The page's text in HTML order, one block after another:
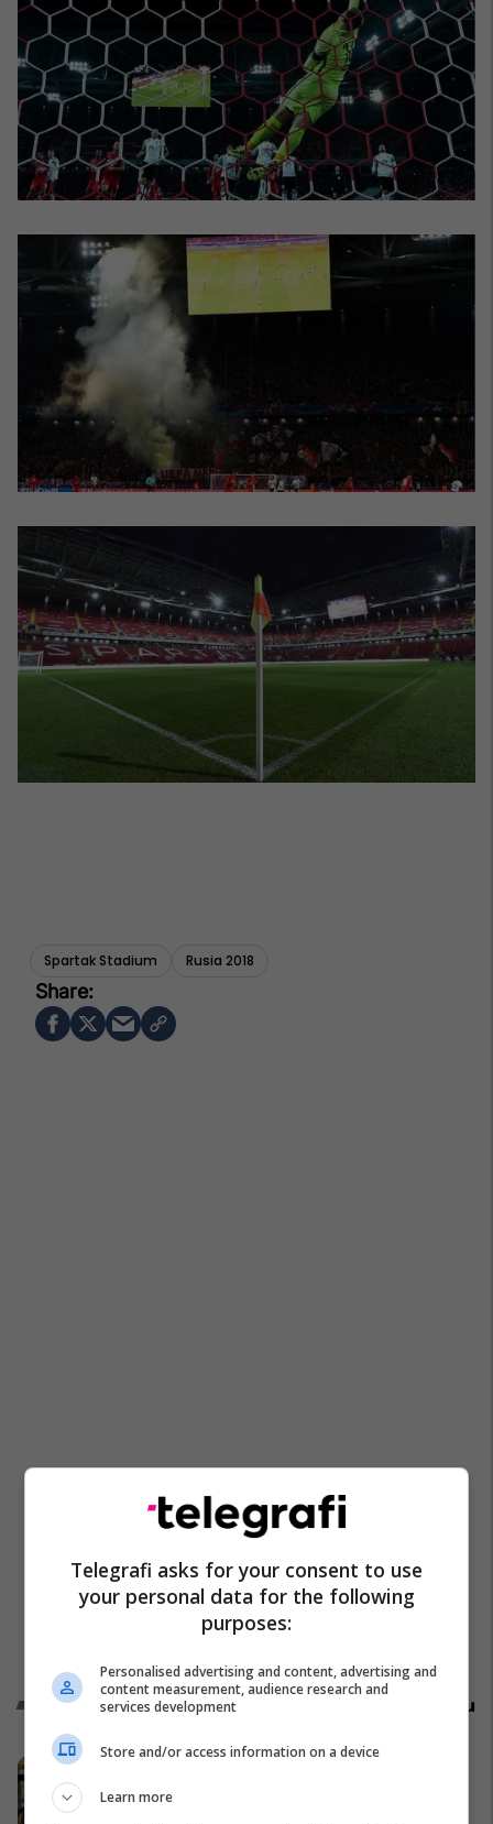
Spartak Stadium Rusia 2018
Promo Reklamo këtu
Telegrafi asks for your consent to use
your personal data for the following
purposes:
Personalised advertising and content, advertising and
content measurement, audience research and
services development
Store and/or access information on a device
Learn more